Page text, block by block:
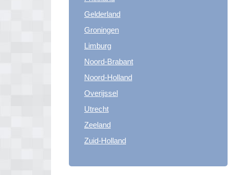
Gelderland
Groningen
Limburg
Noord-Brabant
Noord-Holland
Overijssel
Utrecht
Zeeland
Zuid-Holland